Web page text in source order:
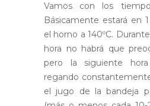
Vamos con los
Básicamente estará en
el horno a 140ºC.
hora no habrá que
pero la siguiente
regando
el jugo de la bandeja